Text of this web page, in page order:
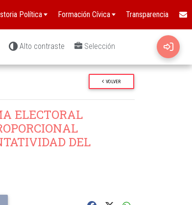
Política Formación Cívica Transparencia
Alto contraste Selección
VOLVER
ELECTORAL
DEL